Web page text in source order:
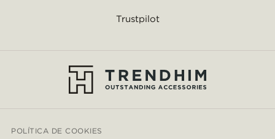
Trustpilot
POLÍTICA DE COOKIES